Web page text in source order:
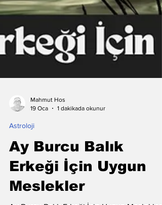
Mahmut Hos
Astroloji
Ay Burcu Balık
Erkeği İçin Uygun